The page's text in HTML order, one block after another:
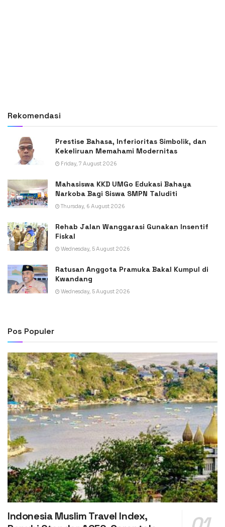
Rekomendasi
Prestise Bahasa, Inferioritas Simbolik, dan
Kekeliruan Memahami Modernitas
Friday, 7 August 2026
Mahasiswa KKD UMGo Edukasi Bahaya
Narkoba Bagi Siswa SMPN Taluditi
Thursday, 6 August 2026
Rehab Jalan Wanggarasi Gunakan Insentif
Fiskal
Wednesday, 5 August 2026
Ratusan Anggota Pramuka Bakal Kumpul di
Kwandang
Wednesday, 5 August 2026
Pos Populer
Indonesia Muslim Travel Index,